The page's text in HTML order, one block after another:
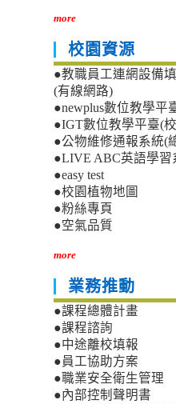
more
校園資源
●教職員工連網設備
(有線網路)
●newplus數位教學平
●IGT數位教學平臺(
●公物維修通報系統(
●LIVE ABC英語學習
●easy test
●校園植物地圖
●粉絲專頁
●空氣品質
more
業務推動
●課程總體計畫
●課程諮詢
●中途離校填報
●員工協助方案
●職業安全衛生管理
●內部控制聲明書